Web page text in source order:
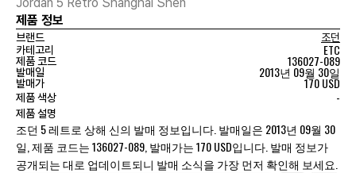
제품 정보
브랜드
조던
카테고리
ETC
제품 코드 136027-089
발매일 2013년 09월 30일
발매가 170 USD
제품 색상 -
제품 설명
조던 5 레트로 상해 신의 발매 정보입니다. 발매일은 2013년 09월 30
일, 제품 코드는 136027-089, 발매가는 170 USD입니다. 발매 정보가
공개되는 대로 업데이트되니 발매 소식을 가장 먼저 확인해 보세요.